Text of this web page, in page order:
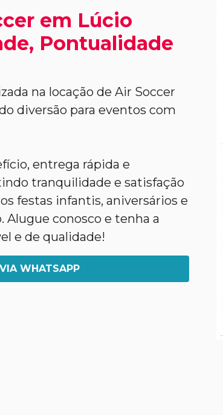
em Lúcio
Pontualidade
na locação de Air Soccer
diversão para eventos com
entrega rápida e
tranquilidade e satisfação
festas infantis, aniversários e
Alugue conosco e tenha a
e de qualidade!
WHATSAPP